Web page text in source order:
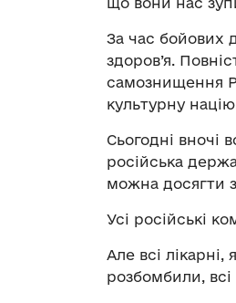
За час бойових
здоров’я.
самознищення
культурну
Сьогодні вночі
російська
можна досягти
Усі російські
Але всі лікарні,
розбомбили,